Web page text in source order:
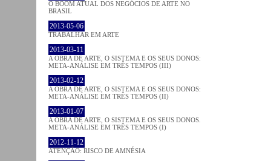
O BOOM ATUAL DOS NEGÓCIOS DE ARTE NO
BRASIL
2013-05-06
TRABALHAR EM ARTE
2013-03-11
A OBRA DE ARTE, O SISTEMA E OS SEUS DONOS:
META-ANÁLISE EM TRÊS TEMPOS (III)
2013-02-12
A OBRA DE ARTE, O SISTEMA E OS SEUS DONOS:
META-ANÁLISE EM TRÊS TEMPOS (II)
2013-01-07
A OBRA DE ARTE, O SISTEMA E OS SEUS DONOS.
META-ANÁLISE EM TRÊS TEMPOS (I)
2012-11-12
ATENÇÃO: RISCO DE AMNÉSIA